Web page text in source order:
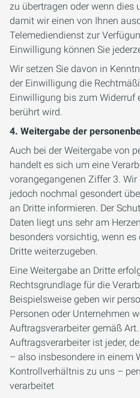
zu übertragen oder wenn dies
damit wir einen von Ihnen
Telemediendienst zur
Einwilligung können Sie
Wir setzen Sie davon in
der Einwilligung die
Einwilligung bis zum Widerruf
berührt wird.
4. Weitergabe der
Auch bei der Weitergabe von
handelt es sich um eine
vorangegangenen Ziffer 3.
jedoch nochmal gesondert
an Dritte informieren. Der
Daten liegt uns sehr am
besonders vorsichtig, wenn
Dritte weiterzugeben.
Eine Weitergabe an Dritte
Rechtsgrundlage für die
Beispielsweise geben wir
Personen oder Unternehmen
Auftragsverarbeiter gemäß
Auftragsverarbeiter ist jeder,
– also insbesondere in einem
Kontrollverhältnis zu uns –
verarbeitet